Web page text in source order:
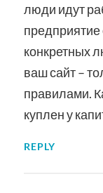
люди идут
предприятие
конкретных
ваш сайт –
правилами.
куплен у
REPLY